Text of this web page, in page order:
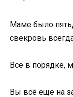
Маме было
свекровь
Всё в порядке,
Вы всё ещё на